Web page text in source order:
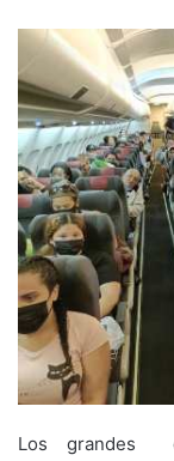
Los grandes